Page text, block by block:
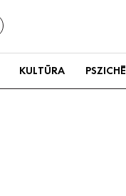
KULTÚRA PSZICHÉ